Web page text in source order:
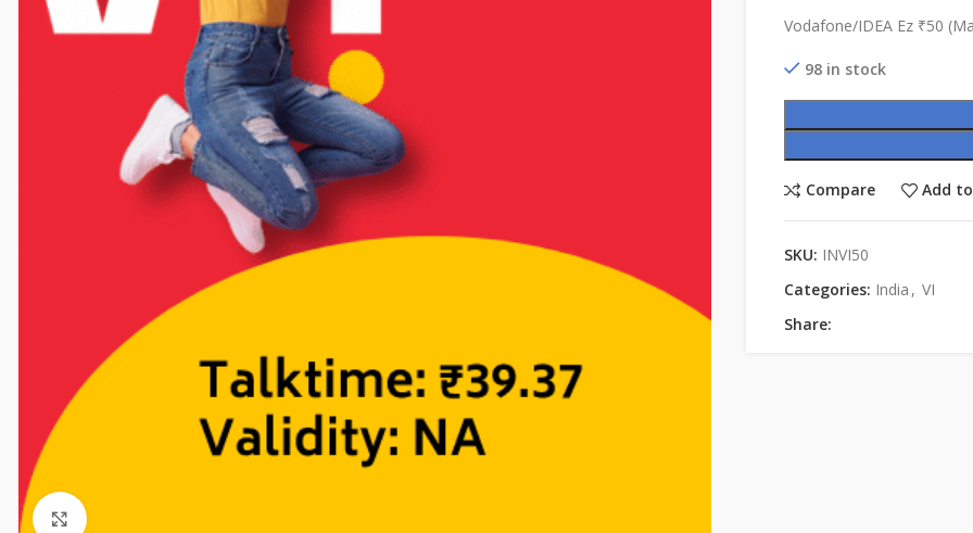
Vodafone/IDEA Ez ₹50
98 in stock
Compare Add
SKU: INVI50
Categories: India , VI
Share: